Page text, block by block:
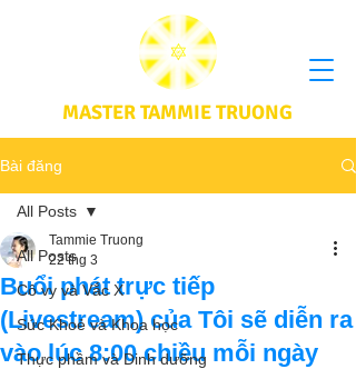
MASTER TAMMIE TRUONG
Bài đăng
All Posts
Cô vy và Vắc X
Sức Khoẻ và Khoa học
Thực phầm và Dinh dưỡng
All Posts
Buổi phát trực tiếp
(Livestream) của Tôi sẽ diễn ra
vào lúc 8:00 chiều mỗi ngày
Tammie Truong
22 thg 3